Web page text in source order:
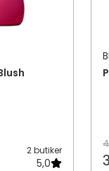
2 butiker
5,0